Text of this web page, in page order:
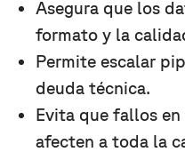
Asegura que los
formato y la
Permite escalar
deuda técnica.
Evita que fallos
afecten a toda la